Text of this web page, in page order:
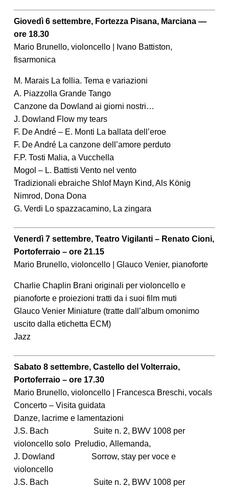
Giovedì 6 settembre, Fortezza Pisana, Marciana —
ore 18.30
Mario Brunello, violoncello | Ivano Battiston,
fisarmonica
M. Marais La follia. Tema e variazioni
A. Piazzolla Grande Tango
Canzone da Dowland ai giorni nostri…
J. Dowland Flow my tears
F. De André – E. Monti La ballata dell’eroe
F. De André La canzone dell’amore perduto
F.P. Tosti Malia, a Vucchella
Mogol – L. Battisti Vento nel vento
Tradizionali ebraiche Shlof Mayn Kind, Als König
Nimrod, Dona Dona
G. Verdi Lo spazzacamino, La zingara
Venerdì 7 settembre, Teatro Vigilanti – Renato Cioni,
Portoferraio – ore 21.15
Mario Brunello, violoncello | Glauco Venier, pianoforte
Charlie Chaplin Brani originali per violoncello e
pianoforte e proiezioni tratti da i suoi film muti
Glauco Venier Miniature (tratte dall’album omonimo
uscito dalla etichetta ECM)
Jazz
Sabato 8 settembre, Castello del Volterraio,
Portoferraio – ore 17.30
Mario Brunello, violoncello | Francesca Breschi, vocals
Concerto – Visita guidata
Danze, lacrime e lamentazioni
J.S. Bach Suite n. 2, BWV 1008 per
violoncello solo Preludio, Allemanda,
J. Dowland Sorrow, stay per voce e
violoncello
J.S. Bach Suite n. 2, BWV 1008 per